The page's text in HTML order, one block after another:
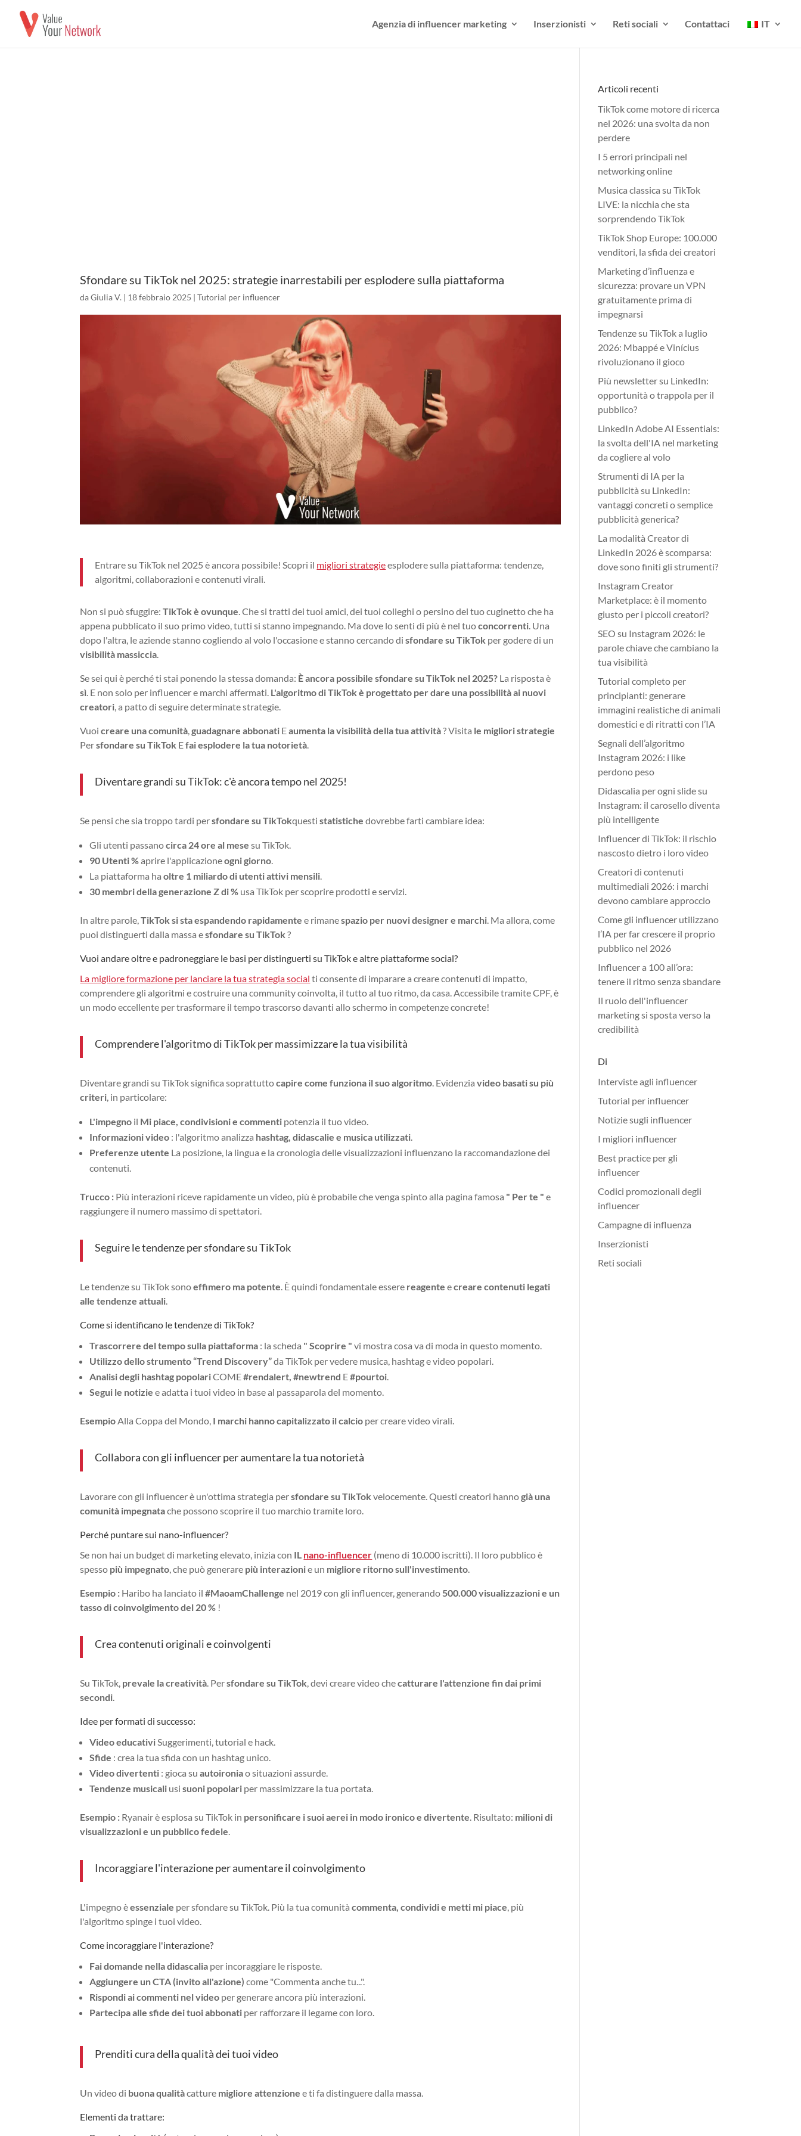
Agenzia di influencer marketing Inserzionisti Reti sociali Contattaci IT
Sfondare su TikTok nel 2025: strategie inarrestabili per esplodere sulla piattaforma
daGiulia V. | 18 febbraio 2025 |Tutorial per influencer
Entrare su TikTok nel 2025 è ancora possibile! Scopri il migliori strategieesplodere sulla piattaforma: tendenze,
algoritmi, collaborazioni e contenuti virali.
Non si può sfuggire:TikTok è ovunque . Che si tratti dei tuoi amici, dei tuoi colleghi o persino del tuo cuginetto che ha
appena pubblicato il suo primo video, tutti si stanno impegnando. Ma dove lo senti di più è nel tuoconcorrenti . Una
dopo l'altra, le aziende stanno cogliendo al volo l'occasione e stanno cercando disfondare su TikTok per godere di un
visibilità massiccia
Se sei qui è perché ti stai ponendo la stessa domanda: È ancora possibile sfondare su TikTok nel 2025? La risposta è
sì . E non solo per influencer e marchi affermati. L'algoritmo di TikTok è progettato per dare una possibilità ai nuovi
creatori , a patto di seguire determinate strategie.
Vuoicreare una comunità ,guadagnare abbonati Eaumenta la visibilità della tua attività? Visita le migliori strategie
Persfondare su TikTok Efai esplodere la tua notorietà
Diventare grandi su TikTok: c'è ancora tempo nel 2025!
Se pensi che sia troppo tardi persfondare su TikTokquestistatistiche dovrebbe farti cambiare idea:
Gli utenti passanocirca 24 ore al mese su TikTok.
90 Utenti %aprire l'applicazioneogni giorno
La piattaforma haoltre 1 miliardo di utenti attivi mensili
30 membri della generazione Z di % usa TikTok per scoprire prodotti e servizi.
In altre parole,TikTok si sta espandendo rapidamente e rimanespazio per nuovi designer e marchi . Ma allora, come
puoi distinguerti dalla massa esfondare su TikTok ?
Vuoi andare oltre e padroneggiare le basi per distinguerti su TikTok e altre piattaforme social?
La migliore formazione per lanciare la tua strategia social ti consente di imparare a creare contenuti di impatto,
comprendere gli algoritmi e costruire una community coinvolta, il tutto al tuo ritmo, da casa. Accessibile tramite CPF, è
un modo eccellente per trasformare il tempo trascorso davanti allo schermo in competenze concrete!
Comprendere l'algoritmo di TikTok per massimizzare la tua visibilità
Diventare grandi su TikTok significa soprattuttocapire come funziona il suo algoritmo . Evidenziavideo basati su più
criteri , in particolare:
L'impegno il Mi piace, condivisioni e commenti potenzia il tuo video.
Informazioni video : l'algoritmo analizza hashtag, didascalie e musica utilizzati
Preferenze utente La posizione, la lingua e la cronologia delle visualizzazioni influenzano la raccomandazione dei
contenuti.
Trucco : Più interazioni riceve rapidamente un video, più è probabile che venga spinto alla pagina famosa " Per te " e
raggiungere il numero massimo di spettatori.
Seguire le tendenze per sfondare su TikTok
Le tendenze su TikTok sonoeffimero ma potente . È quindi fondamentale essere reagente ecreare contenuti legati
alle tendenze attuali
Come si identificano le tendenze di TikTok?
Trascorrere del tempo sulla piattaforma : la scheda " Scoprire " vi mostra cosa va di moda in questo momento.
Utilizzo dello strumento “Trend Discovery”da TikTok per vedere musica, hashtag e video popolari.
Analisi degli hashtag popolariCOME#rendalert, #newtrend E#pourtoi
Segui le notizie e adatta i tuoi video in base al passaparola del momento.
Esempio Alla Coppa del Mondo, I marchi hanno capitalizzato il calcio per creare video virali.
Collabora con gli influencer per aumentare la tua notorietà
Lavorare con gli influencer è un'ottima strategia persfondare su TikTok velocemente. Questi creatori hannogià una
comunità impegnatache possono scoprire il tuo marchio tramite loro.
Perché puntare sui nano-influencer?
Se non hai un budget di marketing elevato, inizia con IL nano-influencer (meno di 10.000 iscritti). Il loro pubblico è
spesso più impegnato , che può generare più interazionie un migliore ritorno sull'investimento
Esempio : Haribo ha lanciato il#MaoamChallenge nel 2019 con gli influencer, generando 500.000 visualizzazioni e un
tasso di coinvolgimento del 20 % !
Crea contenuti originali e coinvolgenti
Su TikTok, prevale la creatività . Persfondare su TikTok , devi creare video checatturare l'attenzione fin dai primi
secondi
Idee per formati di successo:
Video educativi Suggerimenti, tutorial e hack.
Sfide : crea la tua sfida con un hashtag unico.
Video divertenti : gioca suautoironiao situazioni assurde.
Tendenze musicali usisuoni popolari per massimizzare la tua portata.
Esempio : Ryanair è esplosa su TikTok in personificare i suoi aerei in modo ironico e divertente . Risultato: milioni di
visualizzazioni e un pubblico fedele
Incoraggiare l'interazione per aumentare il coinvolgimento
L'impegno èessenziale per sfondare su TikTok. Più la tua comunitàcommenta, condividi e metti mi piace , più
l'algoritmo spinge i tuoi video.
Come incoraggiare l'interazione?
Fai domande nella didascalia per incoraggiare le risposte.
Aggiungere un CTA (invito all'azione) come "Commenta anche tu...".
Rispondi ai commenti nel video per generare ancora più interazioni.
Partecipa alle sfide dei tuoi abbonati per rafforzare il legame con loro.
Prenditi cura della qualità dei tuoi video
Un video di buona qualitàcatture migliore attenzione e ti fa distinguere dalla massa.
Elementi da trattare:
Articoli recenti
TikTok come motore di ricerca
nel 2026: una svolta da non
perdere
I 5 errori principali nel
networking online
Musica classica su TikTok
LIVE: la nicchia che sta
sorprendendo TikTok
TikTok Shop Europe: 100.000
venditori, la sfida dei creatori
Marketing d’influenza e
sicurezza: provare un VPN
gratuitamente prima di
impegnarsi
Tendenze su TikTok a luglio
2026: Mbappé e Vinícius
rivoluzionano il gioco
Più newsletter su LinkedIn:
opportunità o trappola per il
pubblico?
LinkedIn Adobe AI Essentials:
la svolta dell'IA nel marketing
da cogliere al volo
Strumenti di IA per la
pubblicità su LinkedIn:
vantaggi concreti o semplice
pubblicità generica?
La modalità Creator di
LinkedIn 2026 è scomparsa:
dove sono finiti gli strumenti?
Instagram Creator
Marketplace: è il momento
giusto per i piccoli creatori?
SEO su Instagram 2026: le
parole chiave che cambiano la
tua visibilità
Tutorial completo per
principianti: generare
immagini realistiche di animali
domestici e di ritratti con l’IA
Segnali dell’algoritmo
Instagram 2026: i like
perdono peso
Didascalia per ogni slide su
Instagram: il carosello diventa
più intelligente
Influencer di TikTok: il rischio
nascosto dietro i loro video
Creatori di contenuti
multimediali 2026: i marchi
devono cambiare approccio
Come gli influencer utilizzano
l’IA per far crescere il proprio
pubblico nel 2026
Influencer a 100 all’ora:
tenere il ritmo senza sbandare
Il ruolo dell'influencer
marketing si sposta verso la
credibilità
Di
Interviste agli influencer
Tutorial per influencer
Notizie sugli influencer
I migliori influencer
Best practice per gli
influencer
Codici promozionali degli
influencer
Campagne di influenza
Inserzionisti
Reti sociali